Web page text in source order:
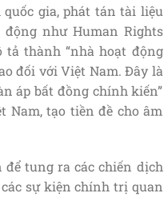
gia, phát tán tài liệu
như Human Rights
thành “nhà hoạt động
đối với Việt Nam. Đây là
áp bất đồng chính kiến”
Nam, tạo tiền đề cho âm
tung ra các chiến dịch
sự kiện chính trị quan